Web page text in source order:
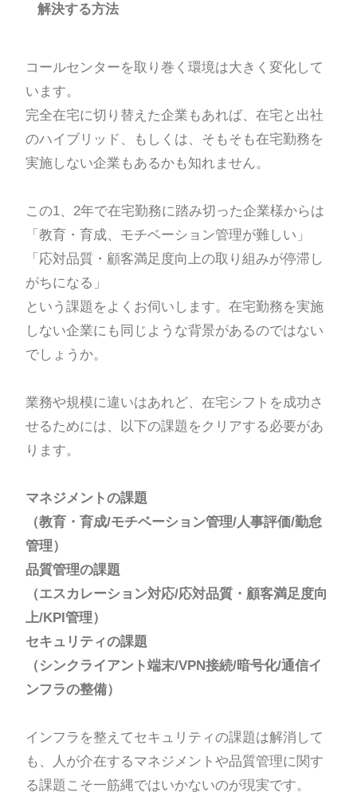
解決する方法
コールセンターを取り巻く環境は大きく変化して
います。
完全在宅に切り替えた企業もあれば、在宅と出社
のハイブリッド、もしくは、そもそも在宅勤務を
実施しない企業もあるかも知れません。
この1、2年で在宅勤務に踏み切った企業様からは
「教育・育成、モチベーション管理が難しい」
「応対品質・顧客満足度向上の取り組みが停滞し
がちになる」
という課題をよくお伺いします。在宅勤務を実施
しない企業にも同じような背景があるのではない
でしょうか。
業務や規模に違いはあれど、在宅シフトを成功さ
せるためには、以下の課題をクリアする必要があ
ります。
マネジメントの課題
（教育・育成/モチベーション管理/人事評価/勤怠
管理）
品質管理の課題
（エスカレーション対応/応対品質・顧客満足度向
上/KPI管理）
セキュリティの課題
（シンクライアント端末/VPN接続/暗号化/通信イ
ンフラの整備）
インフラを整えてセキュリティの課題は解消して
も、人が介在するマネジメントや品質管理に関す
る課題こそ一筋縄ではいかないのが現実です。